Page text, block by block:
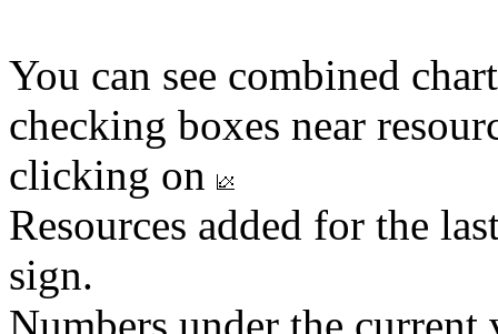
You can see combined
checking boxes near
clicking on
Resources added for the
sign.
Numbers under the